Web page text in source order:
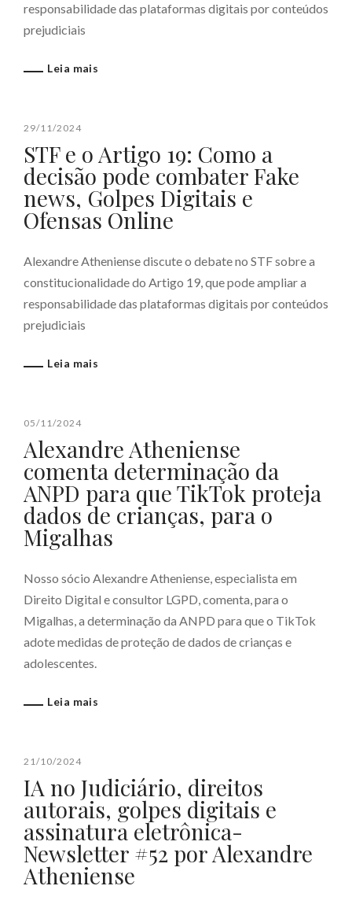
responsabilidade das plataformas digitais por conteúdos
prejudiciais
Leia mais
29/11/2024
STF e o Artigo 19: Como a
decisão pode combater Fake
news, Golpes Digitais e
Ofensas Online
Alexandre Atheniense discute o debate no STF sobre a
constitucionalidade do Artigo 19, que pode ampliar a
responsabilidade das plataformas digitais por conteúdos
prejudiciais
Leia mais
05/11/2024
Alexandre Atheniense
comenta determinação da
ANPD para que TikTok proteja
dados de crianças, para o
Migalhas
Nosso sócio Alexandre Atheniense, especialista em
Direito Digital e consultor LGPD, comenta, para o
Migalhas, a determinação da ANPD para que o TikTok
adote medidas de proteção de dados de crianças e
adolescentes.
Leia mais
21/10/2024
IA no Judiciário, direitos
autorais, golpes digitais e
assinatura eletrônica-
Newsletter #52 por Alexandre
Atheniense